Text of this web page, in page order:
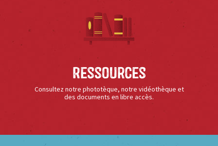
Ressources
Consultez notre phototèque, notre vidéothèque et
des documents en libre accès.